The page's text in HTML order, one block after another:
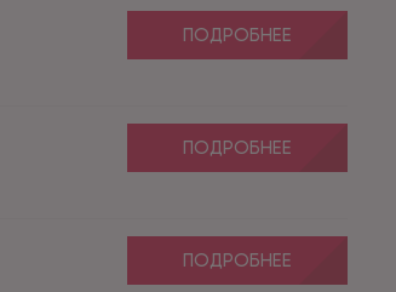
ПОДРОБНЕЕ
ПОДРОБНЕЕ
ПОДРОБНЕЕ